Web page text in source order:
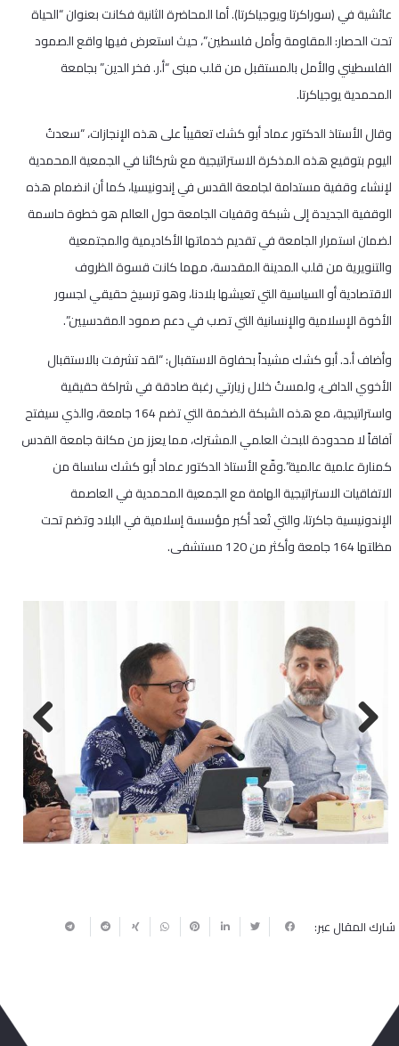
عائشية في (سوراكرتا ويوجياكرتا). أما المحاضرة الثانية فكانت بعنوان “الحياة
تحت الحصار: المقاومة وأمل فلسطين”، حيث استعرض فيها واقع الصمود
الفلسطيني والأمل بالمستقبل من قلب مبنى “أ.ر. فخر الدين” بجامعة
المحمدية يوجياكرتا.
وقال الأستاذ الدكتور عماد أبو كشك تعقيباً على هذه الإنجازات، “سعدتُ
اليوم بتوقيع هذه المذكرة الاستراتيجية مع شركائنا في الجمعية المحمدية
لإنشاء وقفية مستدامة لجامعة القدس في إندونيسيا، كما أن انضمام هذه
الوقفية الجديدة إلى شبكة وقفيات الجامعة حول العالم هو خطوة حاسمة
لضمان استمرار الجامعة في تقديم خدماتها الأكاديمية والمجتمعية
والتنويرية من قلب المدينة المقدسة، مهما كانت قسوة الظروف
الاقتصادية أو السياسية التي تعيشها بلادنا، وهو ترسيخ حقيقي لجسور
الأخوة الإسلامية والإنسانية التي تصب في دعم صمود المقدسيين”.
وأضاف أ.د. أبو كشك مشيداً بحفاوة الاستقبال: “لقد تشرفت بالاستقبال
الأخوي الدافئ، ولمستُ خلال زيارتي رغبة صادقة في شراكة حقيقية
واستراتيجية، مع هذه الشبكة الضخمة التي تضم 164 جامعة، والذي سيفتح
آفاقاً لا محدودة للبحث العلمي المشترك، مما يعزز من مكانة جامعة القدس
كمنارة علمية عالمية”.وقّع الأستاذ الدكتور عماد أبو كشك سلسلة من
الاتفاقيات الاستراتيجية الهامة مع الجمعية المحمدية في العاصمة
الإندونيسية جاكرتا، والتي تُعد أكبر مؤسسة إسلامية في البلاد وتضم تحت
مظلتها 164 جامعة وأكثر من 120 مستشفى.
Previous
Next
شارك المقال عبر: